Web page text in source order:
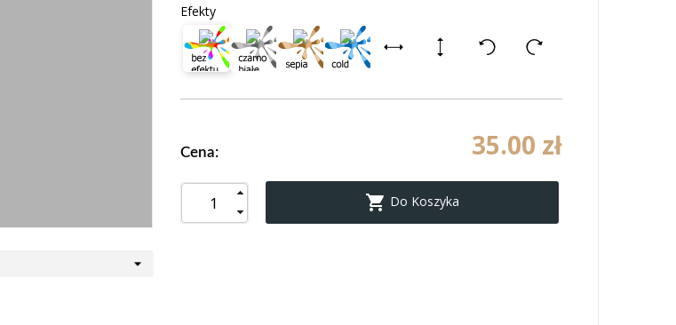
Efekty
Cena: 35.00 zł
 Do Koszyka